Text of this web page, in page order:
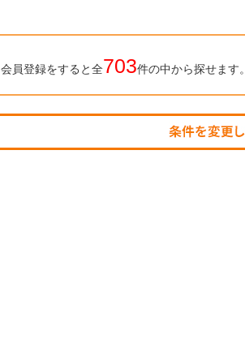
会員登録をすると全703件の中から探せます。